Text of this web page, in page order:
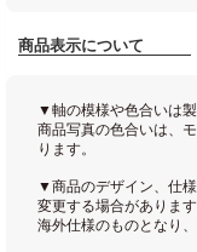
商品表示について
▼軸の模様や色合いは
商品写真の色合いは、
ります。
▼商品のデザイン、仕
変更する場合がありま
海外仕様のものとなり